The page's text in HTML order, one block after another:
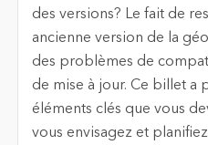
des versions? Le fait de
ancienne version de la
des problèmes de
de mise à jour. Ce billet a
éléments clés que vous
vous envisagez et